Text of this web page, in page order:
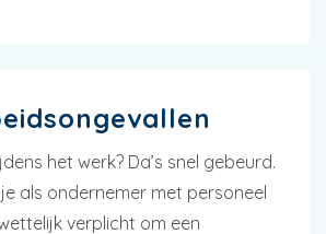
het werk? Da’s snel gebeurd.
als ondernemer met personeel
verplicht om een